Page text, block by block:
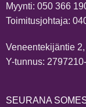
Myynti: 050 366
Toimitusjohtaja:
Veneentekijäntie
Y-tunnus:
SEURANA